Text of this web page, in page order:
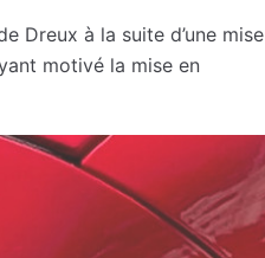
Dreux à la suite d’une mise
motivé la mise en